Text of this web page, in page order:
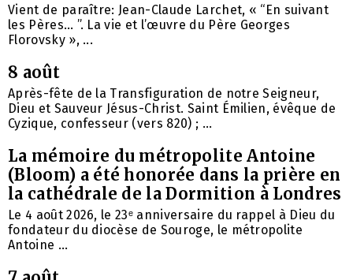
Vient de paraître: Jean-Claude Larchet, « “En suivant
les Pères… ”. La vie et l’œuvre du Père Georges
Florovsky », ...
8 août
Après-fête de la Transfiguration de notre Seigneur,
Dieu et Sauveur Jésus-Christ. Saint Émilien, évêque de
Cyzique, confesseur (vers 820) ; ...
La mémoire du métropolite Antoine
(Bloom) a été honorée dans la prière en
la cathédrale de la Dormition à Londres
Le 4 août 2026, le 23ᵉ anniversaire du rappel à Dieu du
fondateur du diocèse de Souroge, le métropolite
Antoine ...